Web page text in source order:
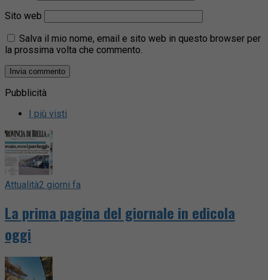
Sito web
Salva il mio nome, email e sito web in questo browser per
la prossima volta che commento.
Pubblicità
I più visti
Attualità2 giorni fa
La prima pagina del giornale in edicola
oggi